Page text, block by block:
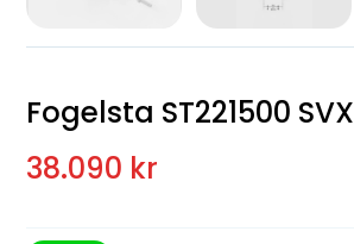
Fogelsta ST221500 SVX
38.090 kr